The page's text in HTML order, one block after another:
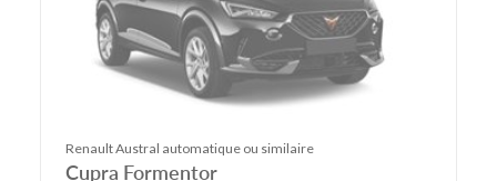
Renault Austral automatique ou similaire
Cupra Formentor